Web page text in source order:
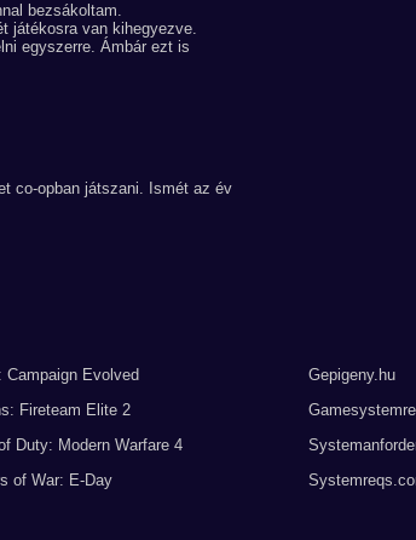
bezsákoltam.
játékosra van kihegyezve.
egyszerre. Ámbár ezt is
co-opban játszani. Ismét az év
Campaign Evolved
Fireteam Elite 2
Duty: Modern Warfare 4
of War: E-Day
Gepigeny.hu